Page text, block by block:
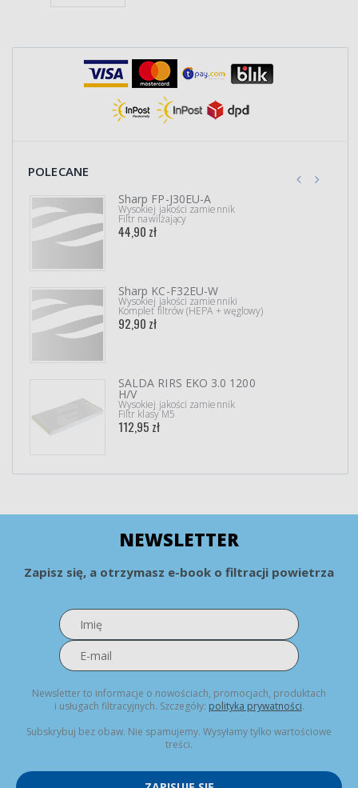
POLECANE
Sharp FP-J30EU-A
Wysokiej jakości zamiennik
Filtr nawilżający
44,90 zł
Sharp KC-F32EU-W
Wysokiej jakości zamienniki
Komplet filtrów (HEPA + węglowy)
92,90 zł
SALDA RIRS EKO 3.0 1200
H/V
Wysokiej jakości zamiennik
Filtr klasy M5
112,95 zł
NEWSLETTER
Zapisz się, a otrzymasz e-book o filtracji powietrza
Newsletter to informacje o nowościach, promocjach, produktach
i usługach filtracyjnych. Szczegóły: polityka prywatności.
Subskrybuj bez obaw. Nie spamujemy. Wysyłamy tylko wartościowe
treści.